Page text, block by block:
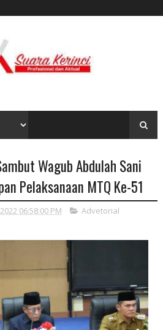
Wagub Abdulah Sani
Pelaksanaan MTQ Ke-51
06:58:00 PM Advetorial